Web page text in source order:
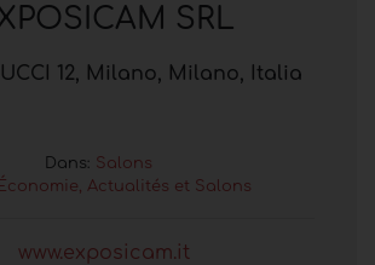
SRL
12, Milano, Milano, Italia
Dans: Salons
Économie, Actualités et Salons
www.exposicam.it